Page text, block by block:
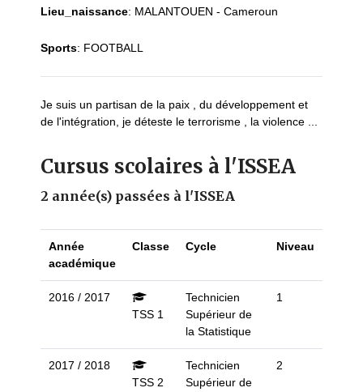
Lieu_naissance: MALANTOUEN - Cameroun
Sports: FOOTBALL
Je suis un partisan de la paix , du développement et
de l'intégration, je déteste le terrorisme , la violence ...
Cursus scolaires à l'ISSEA
2 année(s) passées à l'ISSEA
Année
académique
Classe Cycle Niveau
2016 / 2017
TSS 1
Technicien
Supérieur de
la Statistique
1
2017 / 2018
TSS 2
Technicien
Supérieur de
2